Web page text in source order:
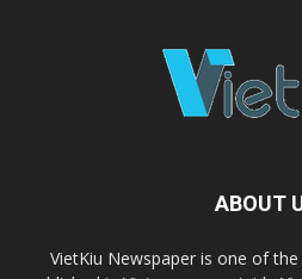
ABOUT
VietKiu Newspaper is one of